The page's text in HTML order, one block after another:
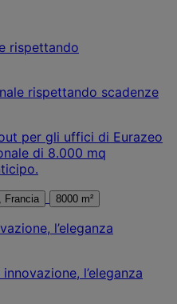
rispettando scadenze
per gli uffici di Eurazeo
di 8.000 mq
Parigi, Francia 8000 m²
l’eleganza